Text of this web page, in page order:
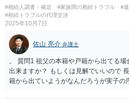
財産（遺産）の全容を整理する（預貯金
を調べることになります。） ②相続財産
備をする（税理士の先生にご相談くだ
（ご本人同士で行っても構いませんし，
しいと思います。） ことになります。
#相続人調査・確定 #家族間の相続トラブル #
#相続トラブルの代理交渉
2025年10月7日
佐山 亮介 弁護士
。 質問1 祖父の本籍や戸籍から出てる
出来ますか？ もしくは見解でいいので
籍から出ていようがなんだろうが実子の
書が腹違いの長男に向けてある場合 書